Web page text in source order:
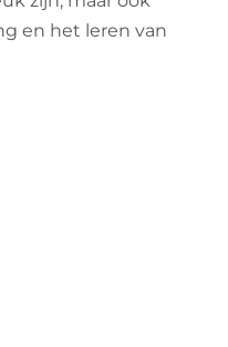
en het leren van